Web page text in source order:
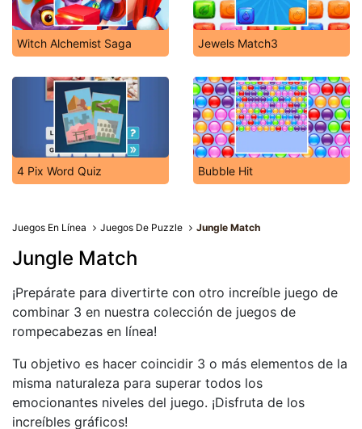
Witch Alchemist Saga Jewels Match3
4 Pix Word Quiz Bubble Hit
Juegos En Línea Juegos De Puzzle Jungle Match
Jungle Match
¡Prepárate para divertirte con otro increíble juego de
combinar 3 en nuestra colección de juegos de
rompecabezas en línea!
Tu objetivo es hacer coincidir 3 o más elementos de la
misma naturaleza para superar todos los
emocionantes niveles del juego. ¡Disfruta de los
increíbles gráficos!